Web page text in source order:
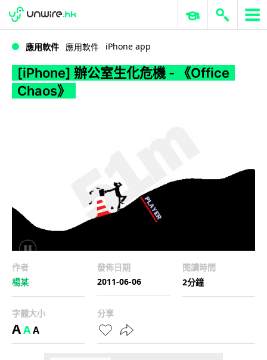
WWDC 2026 ERP 與商業 AI
應用軟件 應用軟件 iPhone app
[iPhone] 辦公室生化危機 - 《Office
Chaos》
作者
楊某
發佈日期
2011-06-06
閱讀時間
2分鐘
字體大小
AAA
分享